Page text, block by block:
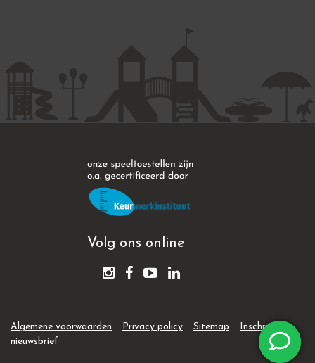
Volg ons online
Algemene voorwaarden Privacy policy Sitemap
Inschrijven
nieuwsbrief